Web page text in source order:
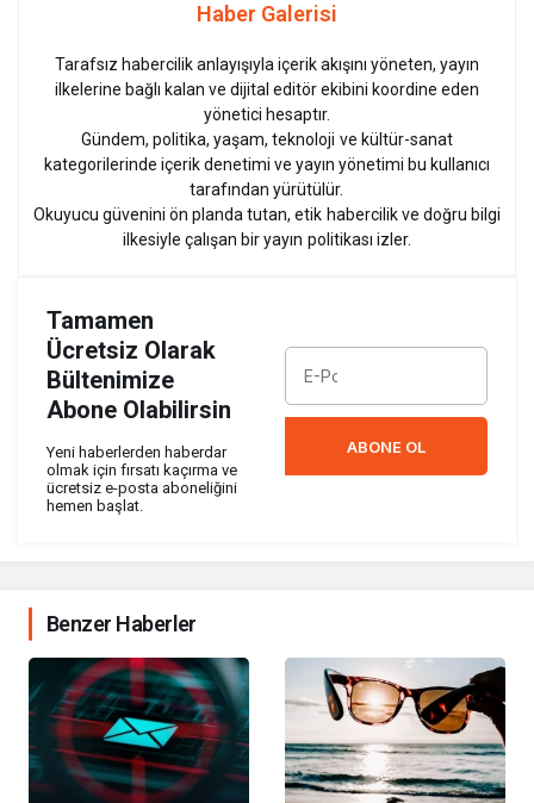
Haber Galerisi
Tarafsız habercilik anlayışıyla içerik akışını yöneten, yayın
ilkelerine bağlı kalan ve dijital editör ekibini koordine eden
yönetici hesaptır.
Gündem, politika, yaşam, teknoloji ve kültür-sanat
kategorilerinde içerik denetimi ve yayın yönetimi bu kullanıcı
tarafından yürütülür.
Okuyucu güvenini ön planda tutan, etik habercilik ve doğru bilgi
ilkesiyle çalışan bir yayın politikası izler.
Tamamen
Ücretsiz Olarak
Bültenimize
Abone Olabilirsin
Yeni haberlerden haberdar
olmak için fırsatı kaçırma ve
ücretsiz e-posta aboneliğini
hemen başlat.
ABONE OL
Benzer Haberler